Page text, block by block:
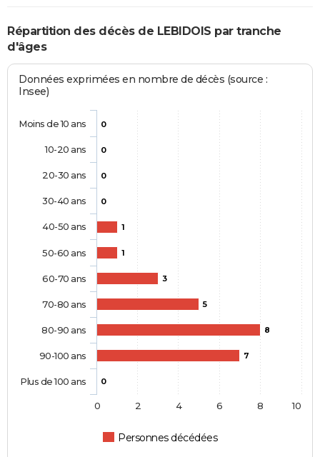
Répartition des décès de LEBIDOIS par tranche
d'âges
Données exprimées en nombre de décès (source :
Insee)
0
0
0
0
1
1
3
5
8
7
0
Personnes décédées
Moins de 10 ans
10-20 ans
20-30 ans
30-40 ans
40-50 ans
50-60 ans
60-70 ans
70-80 ans
80-90 ans
90-100 ans
Plus de 100 ans
0 2 4 6 8 10